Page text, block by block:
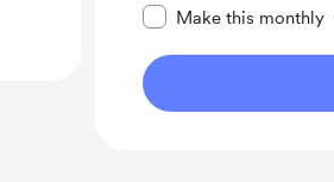
Make this monthly